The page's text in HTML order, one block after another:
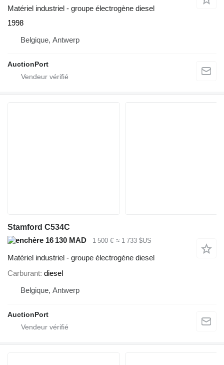
Matériel industriel - groupe électrogène diesel
1998
Belgique, Antwerp
AuctionPort
Stamford C534C
16 130 MAD
1 500 € ≈ 1 733 $US
Matériel industriel - groupe électrogène diesel
Carburant diesel
Belgique, Antwerp
AuctionPort